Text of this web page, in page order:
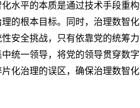
水平的本质是通过技术手段重构
的根本目标。同时，治理数智化
安全挑战，只有依靠党的统筹力
统一领导，将党的领导贯穿数字
化治理的误区，确保治理数智化